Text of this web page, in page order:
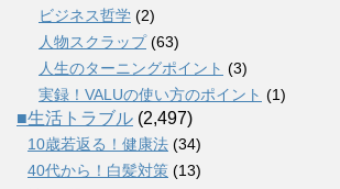
ビジネス哲学 (2)
人物スクラップ(63)
人生のターニングポイント (3)
実録！VALUの使い方のポイント (1)
■生活トラブル (2,497)
10歳若返る！健康法 (34)
40代から！白髪対策 (13)